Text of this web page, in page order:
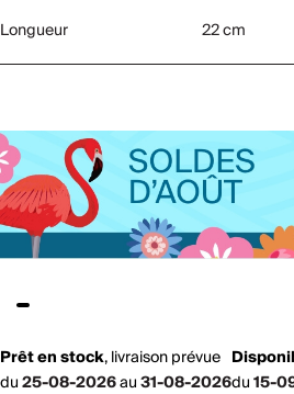
Longueur 22 cm
Prêt en stock,livraison prévue
du25-08-2026au31-08-2026du15-